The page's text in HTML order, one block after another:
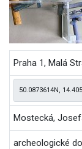
Praha 1, Malá
Mostecká,
archeologické